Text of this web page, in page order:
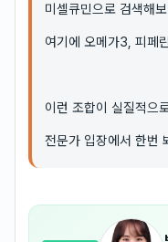
미셀큐민으로 검색해보
여기에 오메가3, 피페
이런 조합이 실질적으
전문가 입장에서 한번